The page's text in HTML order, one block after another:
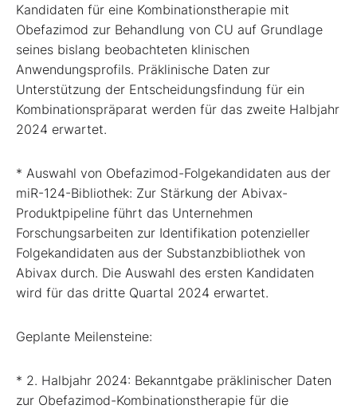
Kandidaten für eine Kombinationstherapie mit
Obefazimod zur Behandlung von CU auf Grundlage
seines bislang beobachteten klinischen
Anwendungsprofils. Präklinische Daten zur
Unterstützung der Entscheidungsfindung für ein
Kombinationspräparat werden für das zweite Halbjahr
2024 erwartet.
* Auswahl von Obefazimod-Folgekandidaten aus der
miR-124-Bibliothek: Zur Stärkung der Abivax-
Produktpipeline führt das Unternehmen
Forschungsarbeiten zur Identifikation potenzieller
Folgekandidaten aus der Substanzbibliothek von
Abivax durch. Die Auswahl des ersten Kandidaten
wird für das dritte Quartal 2024 erwartet.
Geplante Meilensteine:
* 2. Halbjahr 2024: Bekanntgabe präklinischer Daten
zur Obefazimod-Kombinationstherapie für die